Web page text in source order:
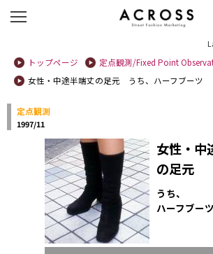
トップページ
定点観測/Fixed Point
女性・中途半端丈の足元 うち、ハーフブーツ
定点観測
1997/11
女性・中
の足元
うち、
ハーフブーツ